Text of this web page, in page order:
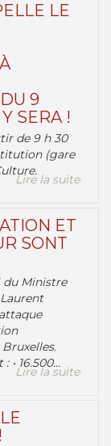
LE
9
SERA !
de 9 h 30
(gare
Lire la suite
ET
SONT
du Ministre
• 16.500...
Lire la suite